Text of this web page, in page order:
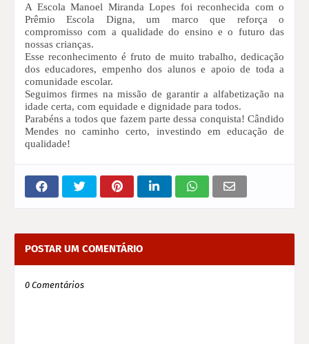
A Escola Manoel Miranda Lopes foi reconhecida com o
Prêmio Escola Digna, um marco que reforça o
compromisso com a qualidade do ensino e o futuro das
nossas crianças.
Esse reconhecimento é fruto de muito trabalho, dedicação
dos educadores, empenho dos alunos e apoio de toda a
comunidade escolar.
Seguimos firmes na missão de garantir a alfabetização na
idade certa, com equidade e dignidade para todos.
Parabéns a todos que fazem parte dessa conquista! Cândido
Mendes no caminho certo, investindo em educação de
qualidade!
POSTAR UM COMENTÁRIO
0 Comentários